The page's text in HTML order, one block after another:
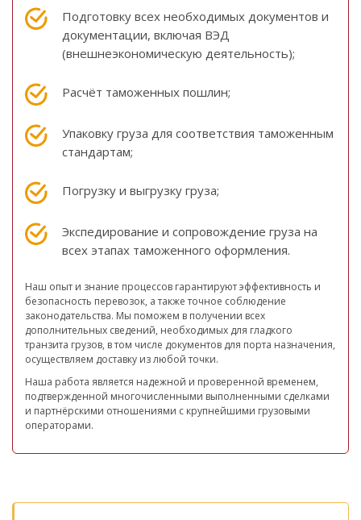
Подготовку всех необходимых документов и
документации, включая ВЭД
(внешнеэкономическую деятельность);
Расчёт таможенных пошлин;
Упаковку груза для соответствия таможенным
стандартам;
Погрузку и выгрузку груза;
Экспедирование и сопровождение груза на
всех этапах таможенного оформления.
Наш опыт и знание процессов гарантируют эффективность и
безопасность перевозок, а также точное соблюдение
законодательства. Мы поможем в получении всех
дополнительных сведений, необходимых для гладкого
транзита грузов, в том числе документов для порта назначения,
осуществляем доставку из любой точки.
Наша работа является надежной и проверенной временем,
подтвержденной многочисленными выполненными сделками
и партнёрскими отношениями с крупнейшими грузовыми
операторами.